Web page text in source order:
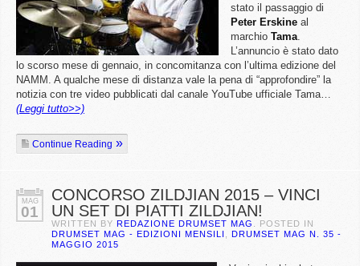
stato il passaggio di
Peter Erskine al
marchio Tama.
L’annuncio è stato dato
lo scorso mese di gennaio, in concomitanza con l’ultima edizione del
NAMM. A qualche mese di distanza vale la pena di “approfondire” la
notizia con tre video pubblicati dal canale YouTube ufficiale Tama…
(Leggi tutto>>)
Continue Reading
MAG
01
CONCORSO ZILDJIAN 2015 – VINCI
UN SET DI PIATTI ZILDJIAN!
WRITTEN BY REDAZIONE DRUMSET MAG
. POSTED IN
DRUMSET MAG - EDIZIONI MENSILI
DRUMSET MAG N. 35 -
MAGGIO 2015